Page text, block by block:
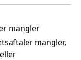
mangler
mangler,